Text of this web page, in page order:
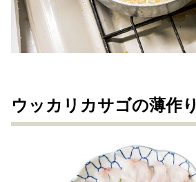
ウッカリカサゴの薄作り